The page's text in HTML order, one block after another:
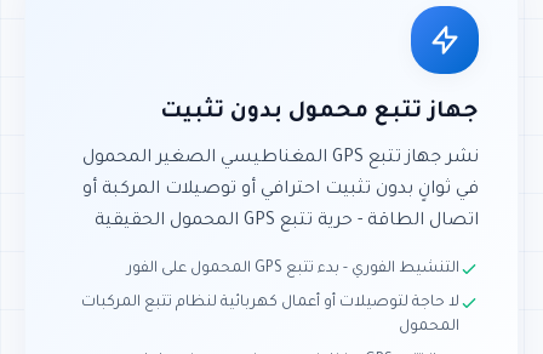
جهاز تتبع محمول بدون تثبيت
نشر جهاز تتبع GPS المغناطيسي الصغير المحمول
في ثوانٍ بدون تثبيت احترافي أو توصيلات المركبة أو
اتصال الطاقة - حرية تتبع GPS المحمول الحقيقية
التنشيط الفوري - بدء تتبع GPS المحمول على الفور
لا حاجة لتوصيلات أو أعمال كهربائية لنظام تتبع المركبات
المحمول